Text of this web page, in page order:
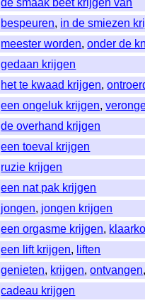
de smaak beet krijgen van
bespeuren, in de smiezen
meester worden,onder de
gedaan krijgen
het te kwaad krijgen,
een ongeluk krijgen,
de overhand krijgen
een toeval krijgen
ruzie krijgen
een nat pak krijgen
jongen, jongen krijgen
een orgasme krijgen,
een lift krijgen, liften
genieten, krijgen,ontvangen
cadeau krijgen